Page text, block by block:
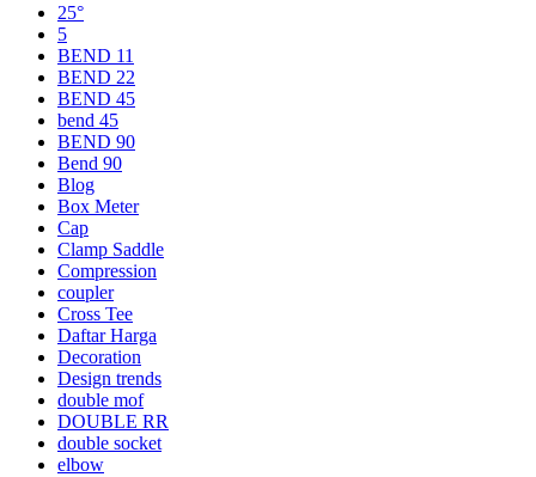
25°
5
BEND 11
BEND 22
BEND 45
bend 45
BEND 90
Bend 90
Blog
Box Meter
Cap
Clamp Saddle
Compression
coupler
Cross Tee
Daftar Harga
Decoration
Design trends
double mof
DOUBLE RR
double socket
elbow